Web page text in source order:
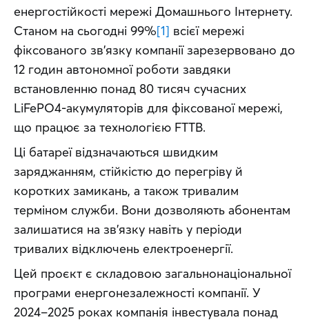
енергостійкості мережі Домашнього Інтернету.
Станом на сьогодні 99%[1] всієї мережі
фіксованого зв’язку компанії зарезервовано до
12 годин автономної роботи завдяки
встановленню понад 80 тисяч сучасних
LiFePO4-акумуляторів для фіксованої мережі,
що працює за технологією FTTB.
Ці батареї відзначаються швидким
заряджанням, стійкістю до перегріву й
коротких замикань, а також тривалим
терміном служби. Вони дозволяють абонентам
залишатися на зв’язку навіть у періоди
тривалих відключень електроенергії.
Цей проєкт є складовою загальнонаціональної
програми енергонезалежності компанії. У
2024–2025 роках компанія інвестувала понад